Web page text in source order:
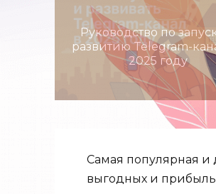
Руководство по
развитию Telegram-
2025 году
Самая популярная
выгодных и